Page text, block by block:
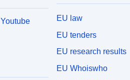
Youtube
EU law
EU tenders
EU research results
EU Whoiswho